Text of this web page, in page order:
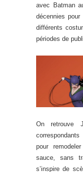
avec Batman
décennies
différents
périodes de
On retrouve
pour
sauce, sans
s’inspire de